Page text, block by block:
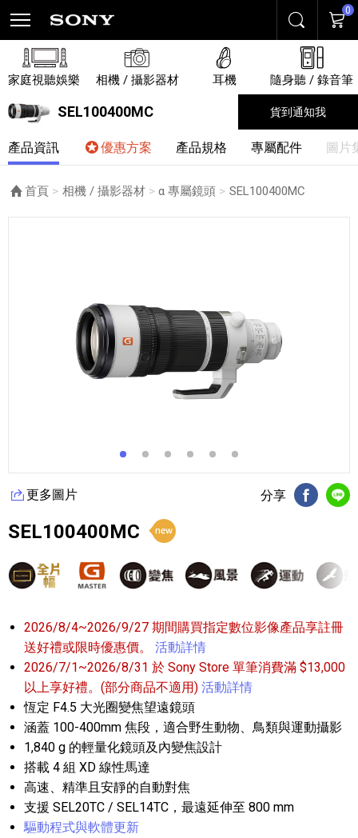
搜尋 購物
0
家庭視聽娛樂 相機 / 攝影器材 耳機 隨身聽 / 錄音筆
SEL100400MC 貨到通知我
產品資訊 優惠方案 產品規格 專屬配件 圖片
首頁 相機 / 攝影器材 α 專屬鏡頭 目前頁面：
SEL100400MC
更多圖片 分享
FB分享
SEL100400MC
2026/8/4~2026/9/27 期間購買指定數位影像產品享註冊
送好禮或限時優惠價。
活動詳情
2026/7/1~2026/8/31 於 Sony Store 單筆消費滿 $13,000
以上享好禮。(部分商品不適用) 活動詳情
恆定 F4.5 大光圈變焦望遠鏡頭
涵蓋 100-400mm 焦段，適合野生動物、鳥類與運動攝影
1,840 g 的輕量化鏡頭及內變焦設計
搭載 4 組 XD 線性馬達
高速、精準且安靜的自動對焦
支援 SEL20TC / SEL14TC，最遠延伸至 800 mm
驅動程式與軟體更新